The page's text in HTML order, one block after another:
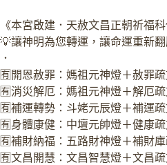
《本宮啟建．天赦文昌正朝祈福科
💡讓神明為您轉運，讓命運重新翻
．
🈶開恩赦罪：媽祖元神燈＋赦罪
🈶消災解厄：媽祖元神燈＋解厄
🈶補運轉勢：斗姥元辰燈＋補運
🈶身體康健：中壇元帥燈＋健康
🈶補財納福：五路財神燈＋補財
🈶文昌開慧：文昌智慧燈＋文昌